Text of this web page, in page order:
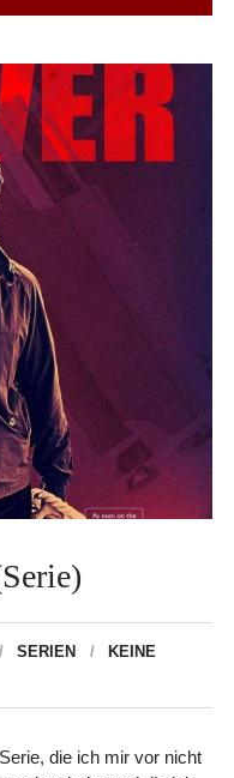
SERIEN
KEINE
die ich mir vor nicht